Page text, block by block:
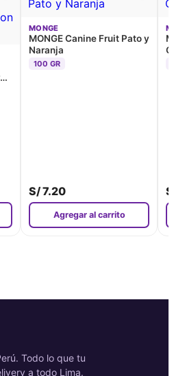
-
MONGE
MONGE Canine Fruit Pato y
Naranja
100 GR
S/7.20
Agregar al carrito
Todo lo que tu
a todo Lima.